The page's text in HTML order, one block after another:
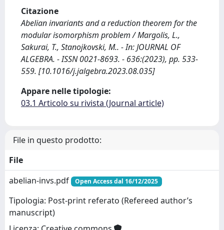
Citazione
Abelian invariants and a reduction theorem for the
modular isomorphism problem / Margolis, L.,
Sakurai, T., Stanojkovski, M.. - In: JOURNAL OF
ALGEBRA. - ISSN 0021-8693. - 636:(2023), pp. 533-
559. [10.1016/j.jalgebra.2023.08.035]
Appare nelle tipologie:
03.1 Articolo su rivista (Journal article)
File in questo prodotto:
File
abelian-invs.pdf
Open Access dal 16/12/2025
Tipologia: Post-print referato (Refereed author’s
manuscript)